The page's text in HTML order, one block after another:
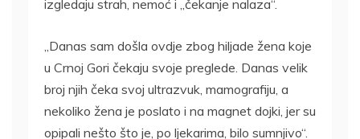
izgledaju strah, nemoć i „čekanje nalaza“.
„Danas sam došla ovdje zbog hiljade žena koje
u Crnoj Gori čekaju svoje preglede. Danas velik
broj njih čeka svoj ultrazvuk, mamografiju, a
nekoliko žena je poslato i na magnet dojki, jer su
opipali nešto što je, po ljekarima, bilo sumnjivo“.